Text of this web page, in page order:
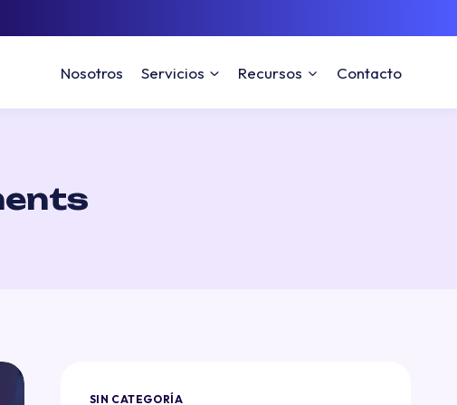
Nosotros Servicios Recursos Contacto
SIN CATEGORÍA